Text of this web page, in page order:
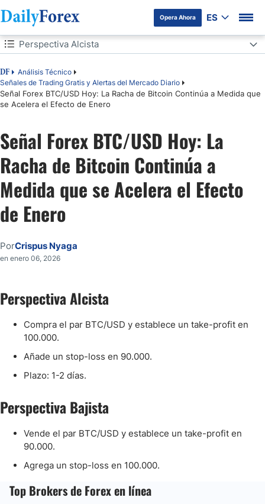
Opera Ahora ES
Tabla de contenidos
DF
Análisis Técnico
Señales de Trading Gratis y Alertas del Mercado Diario
Señal Forex BTC/USD Hoy: La Racha de Bitcoin Continúa a Medida que
se Acelera el Efecto de Enero
Perspectiva Alcista
Perspectiva Alcista
Perspectiva Bajista
Señal Forex BTC/USD Hoy: La
Racha de Bitcoin Continúa a
Medida que se Acelera el Efecto
de Enero
PorCrispus Nyaga
en enero 06, 2026
Perspectiva Alcista
Compra el par BTC/USD y establece un take-profit en
100.000.
Añade un stop-loss en 90.000.
Plazo: 1-2 días.
Perspectiva Bajista
Vende el par BTC/USD y establece un take-profit en
90.000.
Agrega un stop-loss en 100.000.
Top Brokers de Forex en línea